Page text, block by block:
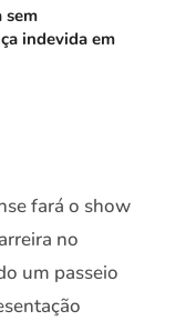
sem
indevida em
fará o show
no
um passeio